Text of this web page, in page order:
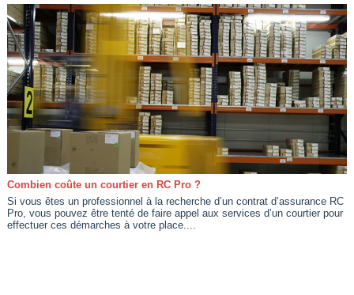
Combien coûte un courtier en RC Pro ?
Si vous êtes un professionnel à la recherche d’un contrat d’assurance RC
Pro, vous pouvez être tenté de faire appel aux services d’un courtier pour
effectuer ces démarches à votre place....